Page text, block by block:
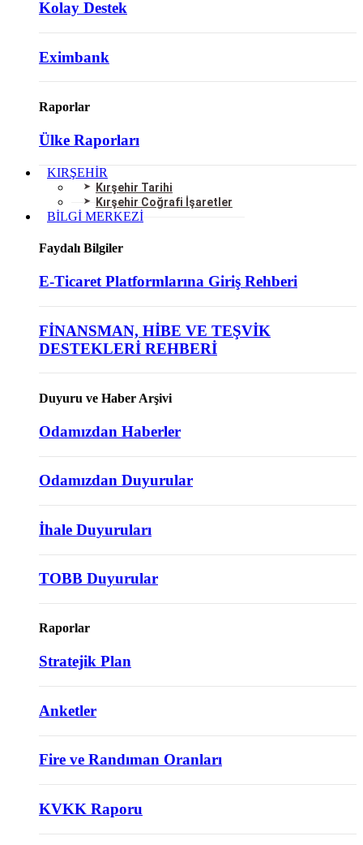
Kolay Destek
Eximbank
Raporlar
Ülke Raporları
KIRŞEHİR
Kırşehir Tarihi
Kırşehir Coğrafi İşaretler
BİLGİ MERKEZİ
Faydalı Bilgiler
E-Ticaret Platformlarına Giriş Rehberi
FİNANSMAN, HİBE VE TEŞVİK
DESTEKLERİ REHBERİ
Duyuru ve Haber Arşivi
Odamızdan Haberler
Odamızdan Duyurular
İhale Duyuruları
TOBB Duyurular
Raporlar
Stratejik Plan
Anketler
Fire ve Randıman Oranları
KVKK Raporu